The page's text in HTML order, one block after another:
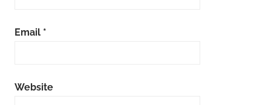
Email *
Website